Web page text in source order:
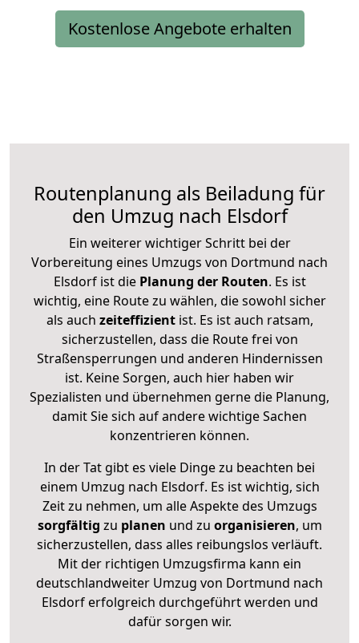
Kostenlose Angebote erhalten
Routenplanung als Beiladung für
den Umzug nach Elsdorf
Ein weiterer wichtiger Schritt bei der
Vorbereitung eines Umzugs von Dortmund nach
Elsdorf ist diePlanung der Routen. Es ist
wichtig, eine Route zu wählen, die sowohl sicher
als auch zeiteffizientist. Es ist auch ratsam,
sicherzustellen, dass die Route frei von
Straßensperrungen und anderen Hindernissen
ist. Keine Sorgen, auch hier haben wir
Spezialisten und übernehmen gerne die Planung,
damit Sie sich auf andere wichtige Sachen
konzentrieren können.
In der Tat gibt es viele Dinge zu beachten bei
einem Umzug nach Elsdorf. Es ist wichtig, sich
Zeit zu nehmen, um alle Aspekte des Umzugs
sorgfältig zu planen und zu organisieren, um
sicherzustellen, dass alles reibungslos verläuft.
Mit der richtigen Umzugsfirma kann ein
deutschlandweiter Umzug von Dortmund nach
Elsdorf erfolgreich durchgeführt werden und
dafür sorgen wir.